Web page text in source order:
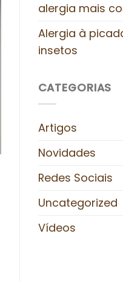
alergia mais
Alergia à
insetos
CATEGORIAS
Artigos
Novidades
Redes Sociais
Uncategorized
Vídeos